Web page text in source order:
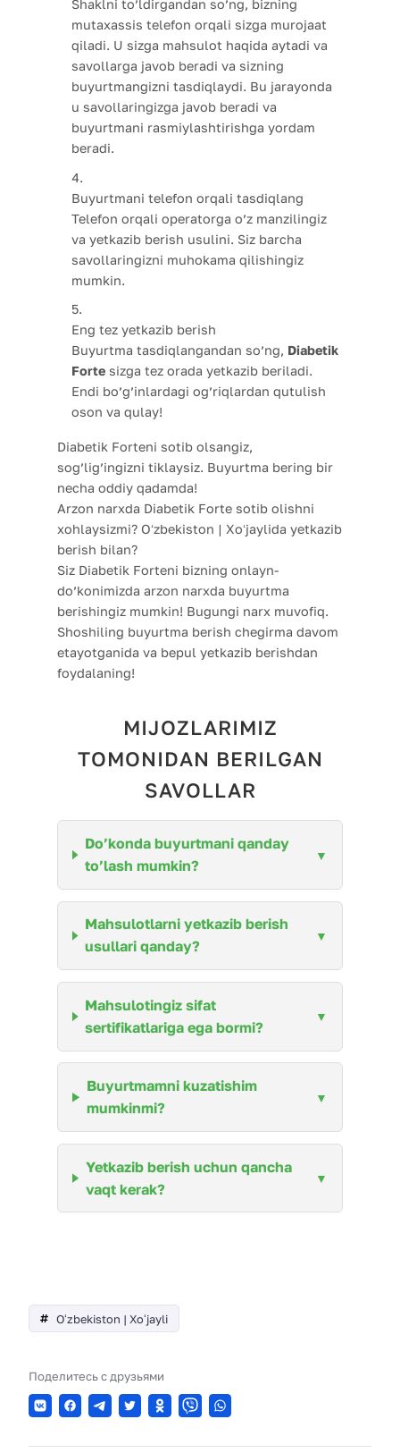
Shaklni to’ldirgandan so’ng, bizning
mutaxassis telefon orqali sizga murojaat
qiladi. U sizga mahsulot haqida aytadi va
savollarga javob beradi va sizning
buyurtmangizni tasdiqlaydi. Bu jarayonda
u savollaringizga javob beradi va
buyurtmani rasmiylashtirishga yordam
beradi.
Buyurtmani telefon orqali tasdiqlang
Telefon orqali operatorga o’z manzilingiz
va yetkazib berish usulini. Siz barcha
savollaringizni muhokama qilishingiz
mumkin.
Eng tez yetkazib berish
Buyurtma tasdiqlangandan so’ng, Diabetik
Forte sizga tez orada yetkazib beriladi.
Endi bo’g’inlardagi og’riqlardan qutulish
oson va qulay!
Diabetik Forteni sotib olsangiz,
sog’lig’ingizni tiklaysiz. Buyurtma bering bir
necha oddiy qadamda!
Arzon narxda Diabetik Forte sotib olishni
xohlaysizmi? Oʻzbekiston | Xoʻjaylida yetkazib
berish bilan?
Siz Diabetik Forteni bizning onlayn-
do’konimizda arzon narxda buyurtma
berishingiz mumkin! Bugungi narx muvofiq.
Shoshiling buyurtma berish chegirma davom
etayotganida va bepul yetkazib berishdan
foydalaning!
MIJOZLARIMIZ
TOMONIDAN BERILGAN
SAVOLLAR
Do’konda buyurtmani qanday
to’lash mumkin?
Mahsulotlarni yetkazib berish
usullari qanday?
Mahsulotingiz sifat
sertifikatlariga ega bormi?
Buyurtmamni kuzatishim
mumkinmi?
Yetkazib berish uchun qancha
vaqt kerak?
Oʻzbekiston | Xoʻjayli
Поделитесь с друзьями